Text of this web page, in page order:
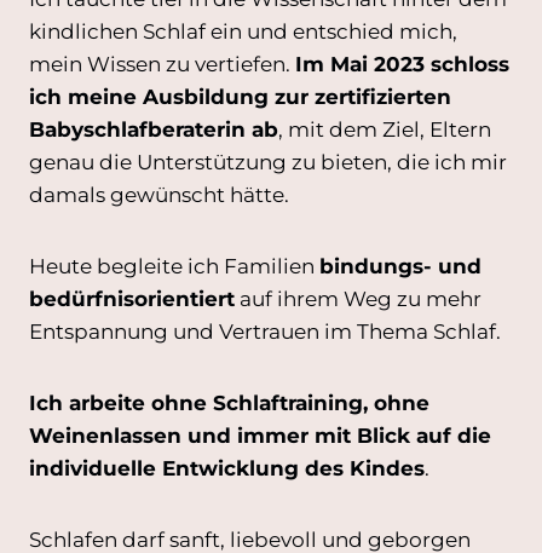
kindlichen Schlaf ein und entschied mich,
mein Wissen zu vertiefen. Im Mai 2023 schloss
ich meine Ausbildung zur zertifizierten
Babyschlafberaterin ab, mit dem Ziel, Eltern
genau die Unterstützung zu bieten, die ich mir
damals gewünscht hätte.
Heute begleite ich Familien bindungs- und
bedürfnisorientiert auf ihrem Weg zu mehr
Entspannung und Vertrauen im Thema Schlaf.
Ich arbeite ohne Schlaftraining, ohne
Weinenlassen und immer mit Blick auf die
individuelle Entwicklung des Kindes.
Schlafen darf sanft, liebevoll und geborgen